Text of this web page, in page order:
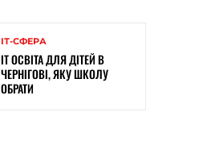
ІТ-СФЕРА
ІТ ОСВІТА ДЛЯ ДІТЕЙ В
ЧЕРНІГОВІ, ЯКУ ШКОЛУ
ОБРАТИ